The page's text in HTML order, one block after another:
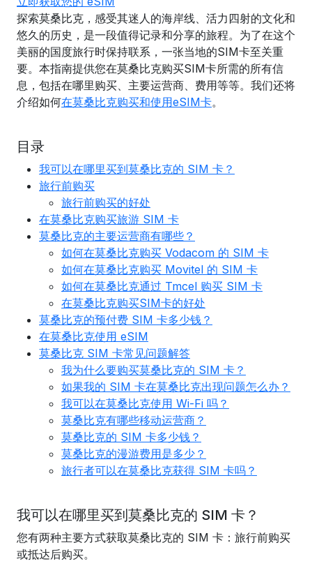
探索莫桑比克，感受其迷人的海岸线、活力四射的文化和
悠久的历史，是一段值得记录和分享的旅程。为了在这个
美丽的国度旅行时保持联系，一张当地的SIM卡至关重
要。本指南提供您在莫桑比克购买SIM卡所需的所有信
息，包括在哪里购买、主要运营商、费用等等。我们还将
介绍如何在莫桑比克购买和使用eSIM卡。
目录
我可以在哪里买到莫桑比克的 SIM 卡？
旅行前购买
旅行前购买的好处
在莫桑比克购买旅游 SIM 卡
莫桑比克的主要运营商有哪些？
如何在莫桑比克购买 Vodacom 的 SIM 卡
如何在莫桑比克购买 Movitel 的 SIM 卡
如何在莫桑比克通过 Tmcel 购买 SIM 卡
在莫桑比克购买SIM卡的好处
莫桑比克的预付费 SIM 卡多少钱？
在莫桑比克使用 eSIM
莫桑比克 SIM 卡常见问题解答
我为什么要购买莫桑比克的 SIM 卡？
如果我的 SIM 卡在莫桑比克出现问题怎么办？
我可以在莫桑比克使用 Wi-Fi 吗？
莫桑比克有哪些移动运营商？
莫桑比克的 SIM 卡多少钱？
莫桑比克的漫游费用是多少？
旅行者可以在莫桑比克获得 SIM 卡吗？
我可以在哪里买到莫桑比克的 SIM 卡？
您有两种主要方式获取莫桑比克的 SIM 卡：旅行前购买
或抵达后购买。